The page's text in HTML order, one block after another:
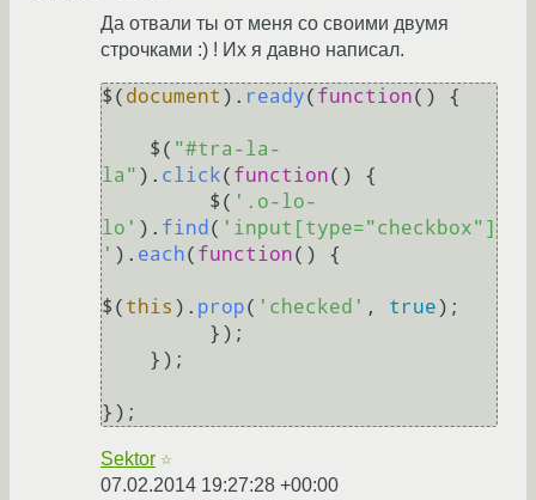
Да отвали ты от меня со своими двумя
строчками :) ! Их я давно написал.
$( document ). ready( function( ) {
    $(
"#tra-la-
la" ). click( function( ) {
         $(
'.o-lo-
lo' ). find ( 'input[type="checkbox"]
' ). each( function( ) {
$( this ). prop( 'checked' , true);
Sektor ☆
07.02.2014 19:27:28 +00:00